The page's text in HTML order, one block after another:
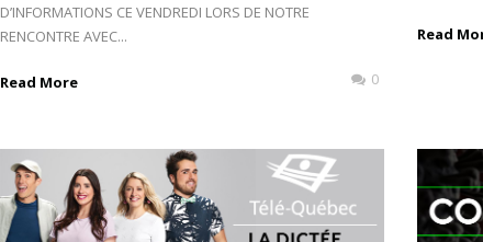
D’INFORMATIONS CE VENDREDI LORS DE NOTRE
RENCONTRE AVEC...
Read More 0
Read